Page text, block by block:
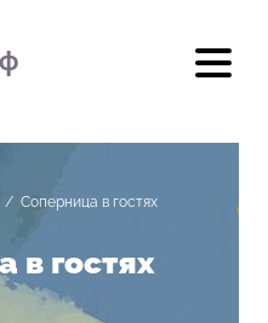
/ Соперница в гостях
в гостях